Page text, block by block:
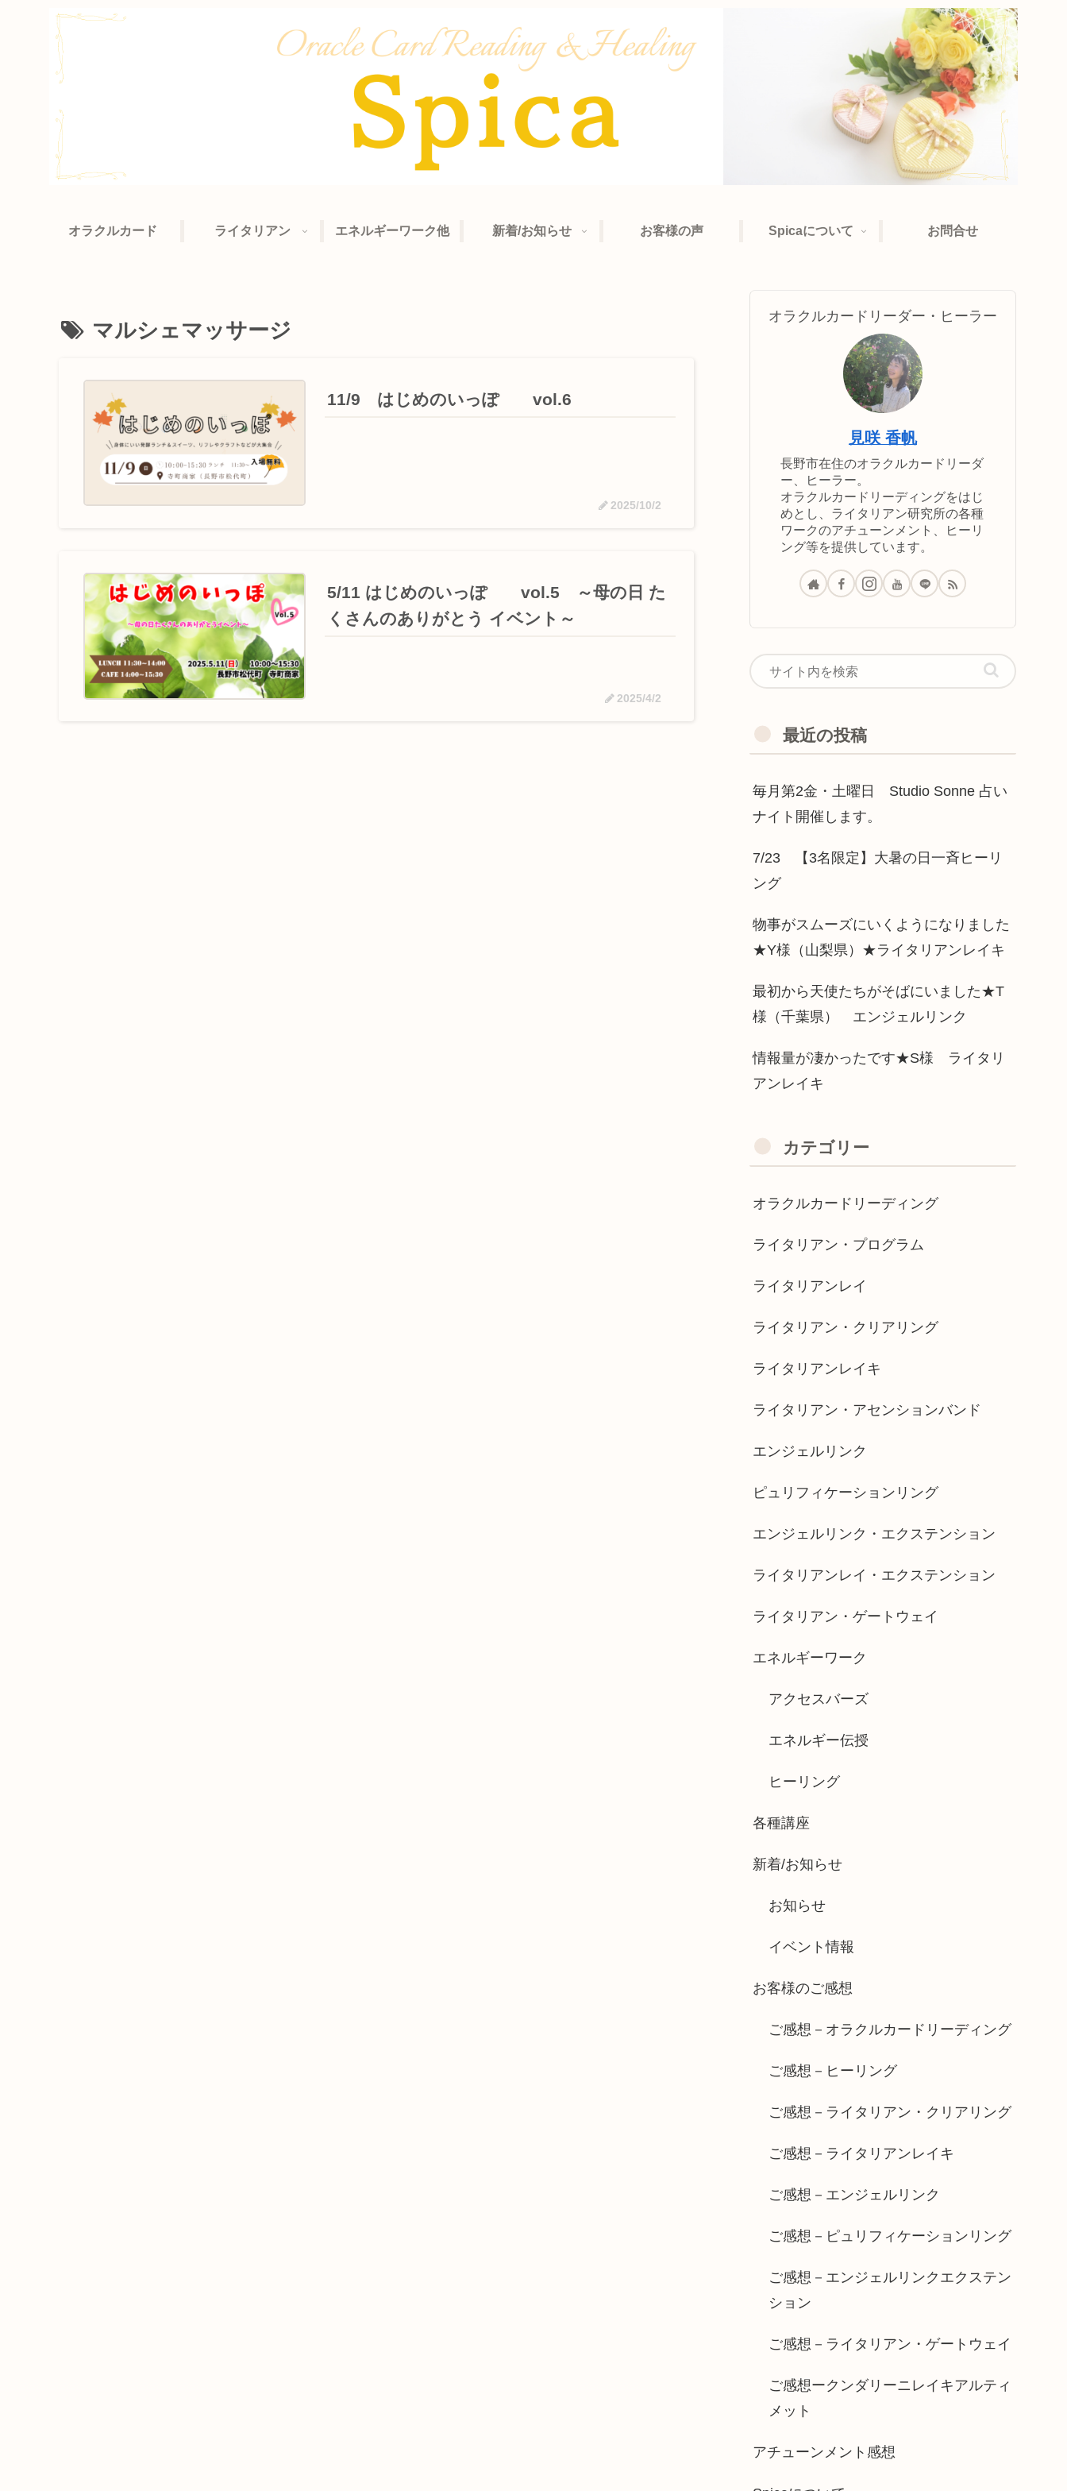
オラクルカード ライタリアン エネルギーワーク他 新着/お知らせ お客様の声 Spicaについて お問合せ
マルシェマッサージ
11/9 はじめのいっぽ vol.6
2025/10/2
5/11 はじめのいっぽ vol.5 ～母の日 た
くさんのありがとう イベント～
2025/4/2
オラクルカードリーダー・ヒーラー
見咲 香帆
長野市在住のオラクルカードリーダ
ー、ヒーラー。
オラクルカードリーディングをはじ
めとし、ライタリアン研究所の各種
ワークのアチューンメント、ヒーリ
ング等を提供しています。
最近の投稿
毎月第2金・土曜日 Studio Sonne 占い
ナイト開催します。
7/23 【3名限定】大暑の日一斉ヒーリ
ング
物事がスムーズにいくようになりました
★Y様（山梨県）★ライタリアンレイキ
最初から天使たちがそばにいました★T
様（千葉県） エンジェルリンク
情報量が凄かったです★S様 ライタリ
アンレイキ
カテゴリー
オラクルカードリーディング
ライタリアン・プログラム
ライタリアンレイ
ライタリアン・クリアリング
ライタリアンレイキ
ライタリアン・アセンションバンド
エンジェルリンク
ピュリフィケーションリング
エンジェルリンク・エクステンション
ライタリアンレイ・エクステンション
ライタリアン・ゲートウェイ
エネルギーワーク
アクセスバーズ
エネルギー伝授
ヒーリング
各種講座
新着/お知らせ
お知らせ
イベント情報
お客様のご感想
ご感想－オラクルカードリーディング
ご感想－ヒーリング
ご感想－ライタリアン・クリアリング
ご感想－ライタリアンレイキ
ご感想－エンジェルリンク
ご感想－ピュリフィケーションリング
ご感想－エンジェルリンクエクステン
ション
ご感想－ライタリアン・ゲートウェイ
ご感想ークンダリーニレイキアルティ
メット
アチューンメント感想